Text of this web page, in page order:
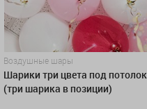
Воздушные шары
Шарики три цвета под потолок
(три шарика в позиции)